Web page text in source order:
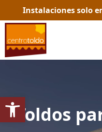
Abrir barra de herramientas
Instalaciones solo
Toldos